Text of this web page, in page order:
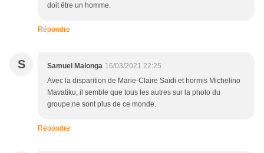
doit être un homme.
Répondre
S Samuel Malonga 16/03/2021 22:25
Avec la disparition de Marie-Claire Saïdi et hormis Michelino
Mavatiku, il semble que tous les autres sur la photo du
groupe,ne sont plus de ce monde.
Répondre